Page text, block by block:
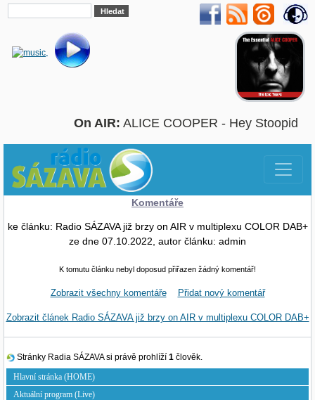
On AIR: ALICE COOPER - Hey Stoopid
Komentáře
ke článku: Radio SÁZAVA již brzy on AIR v multiplexu COLOR DAB+
ze dne 07.10.2022, autor článku: admin
K tomutu článku nebyl doposud přiřazen žádný komentář!
Zobrazit všechny komentáře Přidat nový komentář
Zobrazit článek Radio SÁZAVA již brzy on AIR v multiplexu COLOR DAB+
Stránky Radia SÁZAVA si právě prohlíží 1 člověk.
Hlavní stránka (HOME)
Aktuální program (Live)